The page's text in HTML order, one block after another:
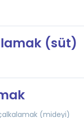
(süt)
(mideyi)